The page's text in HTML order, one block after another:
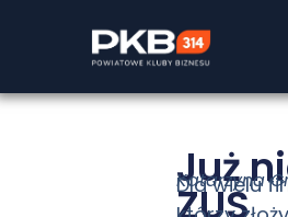
Już
ZUS
Katarzyna
Dla wielu